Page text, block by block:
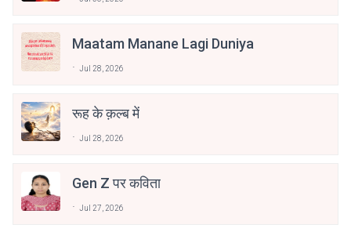
Maatam Manane Lagi Duniya
Jul 28, 2026
रूह के क़ल्ब में
Jul 28, 2026
Gen Z पर कविता
Jul 27, 2026